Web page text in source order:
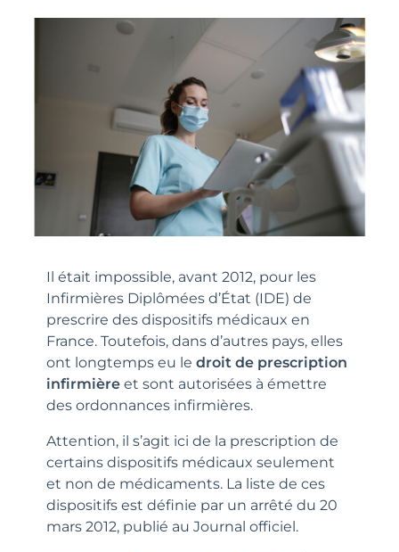
Il était impossible, avant 2012, pour les
Infirmières Diplômées d’État (IDE) de
prescrire des dispositifs médicaux en
France. Toutefois, dans d’autres pays, elles
ont longtemps eu le droit de prescription
infirmière et sont autorisées à émettre
des ordonnances infirmières.
Attention, il s’agit ici de la prescription de
certains dispositifs médicaux seulement
et non de médicaments. La liste de ces
dispositifs est définie par un arrêté du 20
mars 2012, publié au Journal officiel.